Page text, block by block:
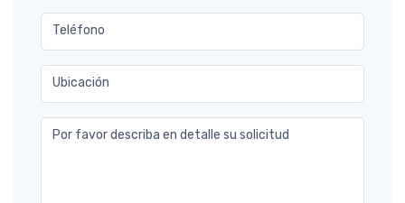
Teléfono
Ubicación
Por favor describa en detalle su solicitud